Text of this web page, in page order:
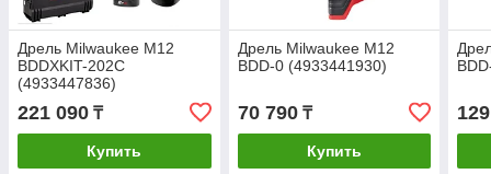
Дрель Milwaukee M12
BDDXKIT-202C
(4933447836)
221 090 ₸
Купить
Дрель Milwaukee M12
BDD-0 (4933441930)
70 790₸
Купить